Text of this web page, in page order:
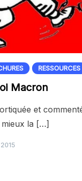
RESSOURCES
Macron
et
la […]